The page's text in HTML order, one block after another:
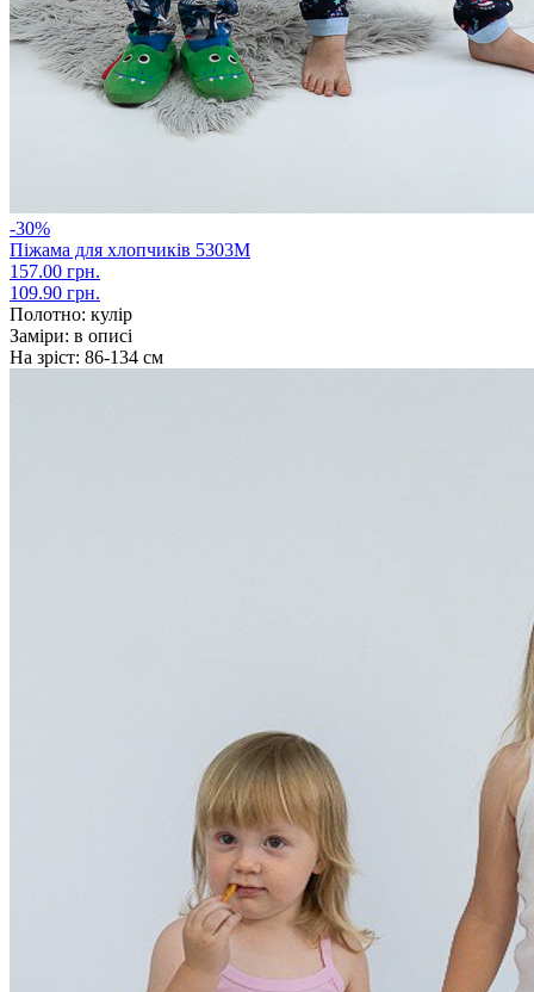
-30%
Піжама для хлопчиків 5303М
157.00 грн.
109.90 грн.
Полотно: кулір
Заміри: в описі
На зріст: 86-134 см